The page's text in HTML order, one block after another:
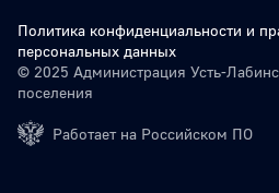
Политика конфиденциальности и
персональных данных
© 2025 Администрация Усть-
поселения
Работает на Российском ПО